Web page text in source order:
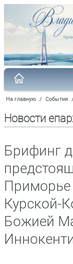
На главную / События /
Новости
Брифинг
Приморье
Курской-
Божией